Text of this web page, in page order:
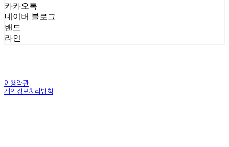
카카오톡
네이버 블로그
밴드
라인
이용약관
개인정보처리방침